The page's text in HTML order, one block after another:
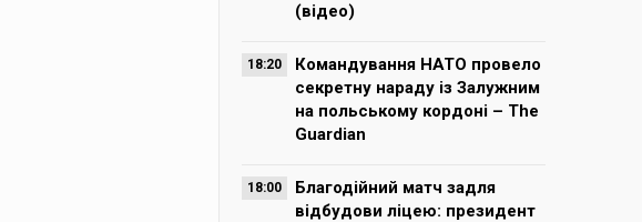
(відео)
18:20
Командування НАТО провело
секретну нараду із Залужним
на польському кордоні – The
Guardian
18:00
Благодійний матч задля
відбудови ліцею: президент